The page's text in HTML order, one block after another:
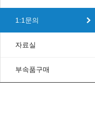
1:1문의
자료실
부속품구매